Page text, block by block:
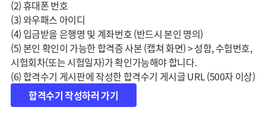
(2) 휴대폰 번호
(3) 와우패스 아이디
(4) 입금받을 은행명 및 계좌번호 (반드시 본인 명의)
(5) 본인 확인이 가능한 합격증 사본 (캡쳐 화면) > 성함, 수험번호,
시험회차(또는 시험일자)가 확인가능해야 합니다.
합격수기 작성하러 가기